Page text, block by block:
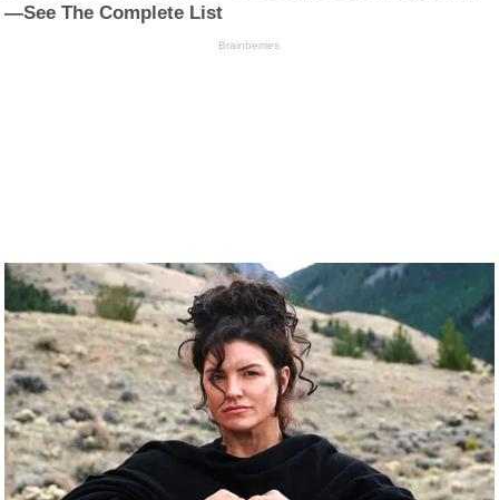
—See The Complete List
Brainberries